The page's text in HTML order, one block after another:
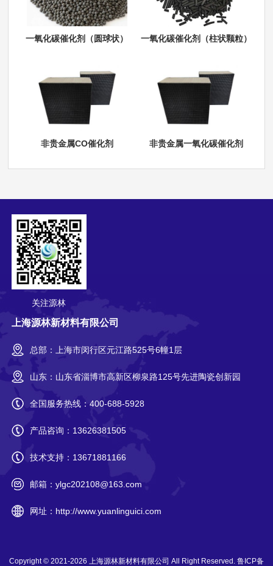
一氧化碳催化剂（圆球状） 一氧化碳催化剂（柱状颗粒）
非贵金属CO催化剂 非贵金属一氧化碳催化剂
关注源林
上海源林新材料有限公司
总部：上海市闵行区元江路525号6幢1层
山东：山东省淄博市高新区柳泉路125号先进陶瓷创新园
全国服务热线： 400-688-5928
产品咨询： 13626381505
技术支持： 13671881166
邮箱： ylgc202108@163.com
网址： http://www.yuanlinguici.com
Copyright © 2021-2026 上海源林新材料有限公司 All Right Reserved. 鲁ICP备